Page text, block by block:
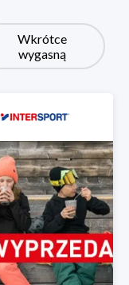
Wkrótce
wygasną